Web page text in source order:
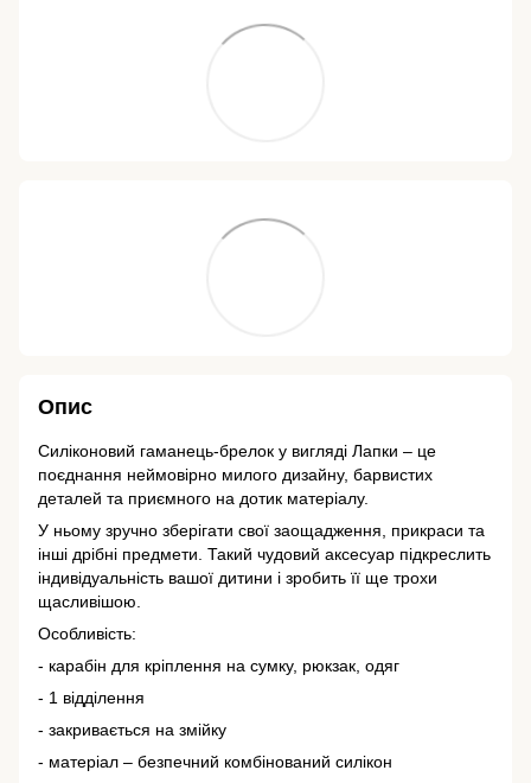
Опис
Силіконовий гаманець-брелок у вигляді Лапки – це
поєднання неймовірно милого дизайну, барвистих
деталей та приємного на дотик матеріалу.
У ньому зручно зберігати свої заощадження, прикраси та
інші дрібні предмети. Такий чудовий аксесуар підкреслить
індивідуальність вашої дитини і зробить її ще трохи
щасливішою.
Особливість:
- карабін для кріплення на сумку, рюкзак, одяг
- 1 відділення
- закривається на змійку
- матеріал – безпечний комбінований силікон